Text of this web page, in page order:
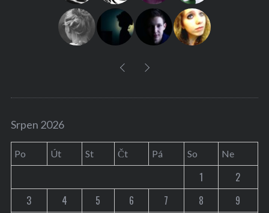
Srpen 2026
Po Út St Čt Pá So Ne
1
2
3
4 5 6 7 8 9